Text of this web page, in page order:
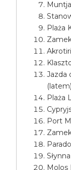
Plaża
Jazda
(latem)
Plaża
Port
Molos